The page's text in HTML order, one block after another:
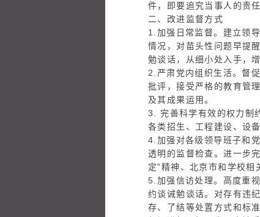
件，即要追究当事人的责
二、改进监督方式
1.加强日常监督。建立领
情况，对苗头性问题早提
勉谈话，从细小处入手，
2.严肃党内组织生活。督
批评，接受严格的教育管
及其成果运用。
3. 完善科学有效的权力制
各类招生、工程建设、设
4.加强对各级领导班子和
透明的监督检查。进一步
定”精神、北京市和学校相
5.加强信访处理。高度重
约谈诫勉谈话。对存有违
存、了结等处置方式和标